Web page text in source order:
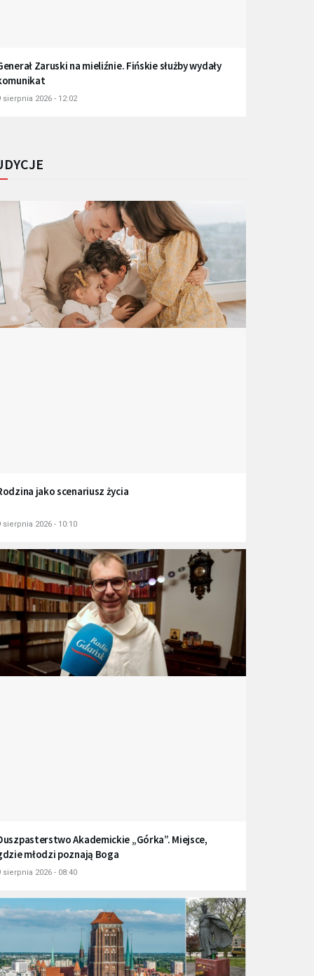
Zaruski na mieliźnie. Fińskie służby wydały
sierpnia 2026 - 12:02
jako scenariusz życia
sierpnia 2026 - 10:10
Akademickie „Górka”. Miejsce,
młodzi poznają Boga
sierpnia 2026 - 08:40